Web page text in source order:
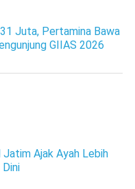
Juta, Pertamina Bawa
GIIAS 2026
Jatim Ajak Ayah Lebih